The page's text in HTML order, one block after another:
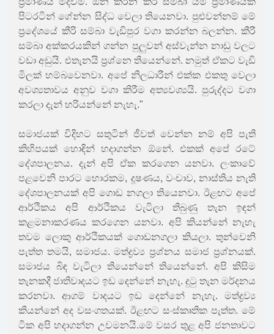
පිටරටින් ගේන්න සිද්ධ වෙලා තියෙනවා. පුළුවන්නම් මේ
ප්‍රදේශයේ කීරි සම්බා වැඩිපුර වගා කරන්න බලන්න. කීරී
සම්බා අක්කරයකින් ගන්න පුලුවන් අස්වැන්න නාඩු වලට
වඩා අඩුයි. එතැනයි ප්‍රශ්නෙ තියෙන්නේ. නමුත් ඒකට වැඩි
මිලක් හම්බවෙනවා. අපේ නිලධාරීන් එක්ක එකතු වෙලා
අවශ්‍යතාවය අනුව වගා කිරීම අත්‍යවශ්‍යයි. පුරුද්දට වගා
කරලා දැන් හරියන්නේ නැහැ."
සමාජයක් විදිහට සතුටින් ජීවත් වෙන්න නම් අපි පැති
කිහිපයක් හොඳින් හදාගන්න ඕනේ. එකක් අපේ රටේ
දේශපාලනය. දැන් අපි ඒක කරගෙන යනවා. ලංකාවේ
පළවෙනි පාරට හොරකම, දූෂණය, වංචාව, නාස්තිය නැති
දේශපාලනයක් අපි ගොඩ නගලා තියෙනවා. ඊළඟට අපේ
ආර්ථිකය අපි ආර්ථිකය වැටිලා තිබුණු තැන ඉඳන්
කළමනාකරණය කරගෙන යනවා. අපි කියන්නේ නැහැ
තවම ලොකු ආර්ථිකයක් ගොඩනගලා කියලා. තුන්වෙනි
පැත්ත තමයි, සමාජය. මත්ද්‍රව්‍ය ප්‍රශ්නය සමාජ ප්‍රශ්නයක්.
සමාජය බිඳ වැටිලා තියෙන්නේ තියෙන්නේ. අපි කිසිම
තැනකදී ජාතිවාදයට ඉඩ දෙන්නේ නැහැ. දුටු තැන මර්දනය
කරනවා. ආගම් වාදයට ඉඩ දෙන්නේ නැහැ. මත්ද්‍රව්‍ය
කියන්නේ අද වසංගතයක්. ඊළඟට සංස්කෘතික පැත්ත. මේ
ටික අපි හදාගන්න උවමනයි.මේ වසර තුළ අපි ජනතාවට